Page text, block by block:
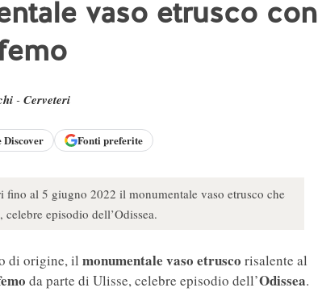
vaso etrusco con
- Cerveteri
Discover Fonti preferite
al 5 giugno 2022 il monumentale vaso etrusco che
episodio dell’Odissea.
di origine, il monumentale vaso etrusco risalente al
da parte di Ulisse, celebre episodio dell’Odissea.